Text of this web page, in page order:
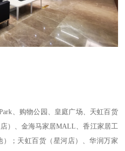
、购物公园、皇庭广场、天虹百货
店）、金海马家居MALL、香江家居工
；天虹百货（星河店）、华润万家